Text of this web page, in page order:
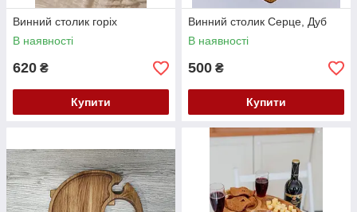
Винний столик горіх
В наявності
620 ₴
Купити
Винний столик Серце, Дуб
В наявності
500 ₴
Купити